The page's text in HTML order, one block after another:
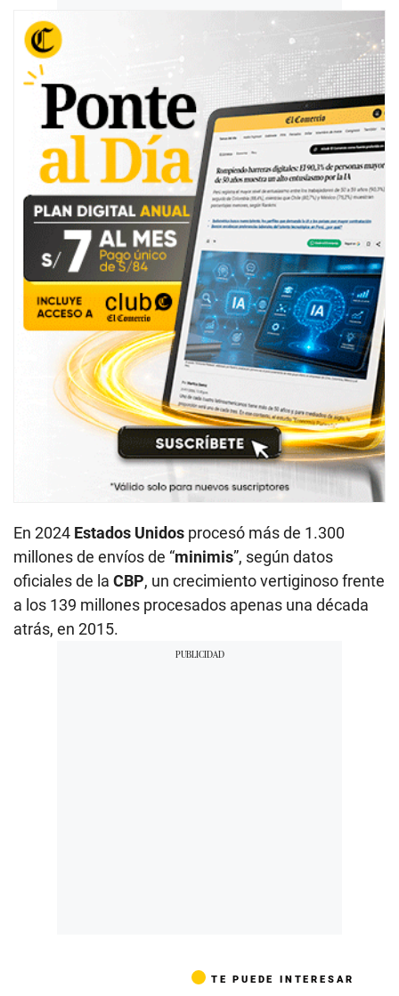
En 2024 Estados Unidos procesó más de 1.300
millones de envíos de “minimis”, según datos
oficiales de la CBP, un crecimiento vertiginoso frente
a los 139 millones procesados apenas una década
atrás, en 2015.
TE PUEDE INTERESAR